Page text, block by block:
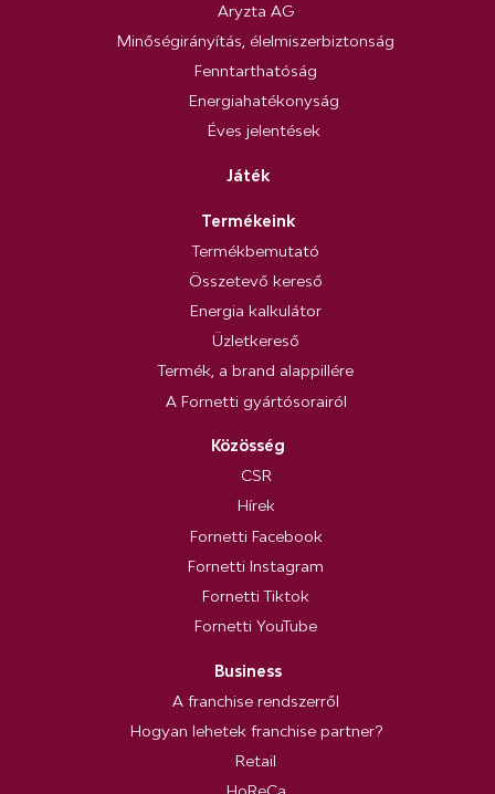
Aryzta AG
Minőségirányítás, élelmiszerbiztonság
Fenntarthatóság
Energiahatékonyság
Éves jelentések
Játék
Termékeink
Termékbemutató
Összetevő kereső
Energia kalkulátor
Üzletkereső
Termék, a brand alappillére
A Fornetti gyártósorairól
Közösség
CSR
Hírek
Fornetti Facebook
Fornetti Instagram
Fornetti Tiktok
Fornetti YouTube
Business
A franchise rendszerről
Hogyan lehetek franchise partner?
Retail